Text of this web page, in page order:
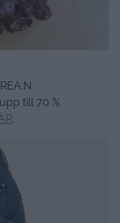
till 70 %
.